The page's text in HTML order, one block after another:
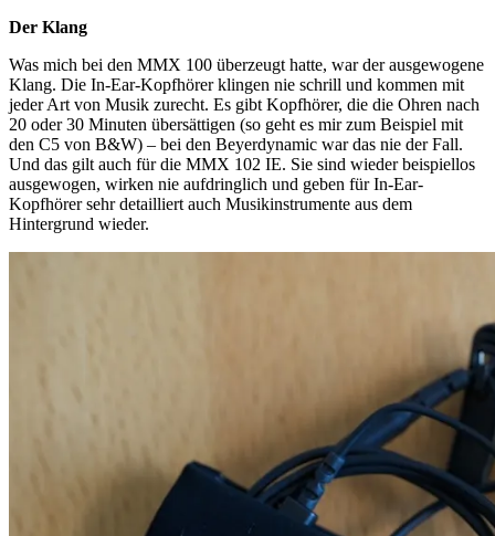
Der Klang
Was mich bei den MMX 100 überzeugt hatte, war der ausgewogene
Klang. Die In-Ear-Kopfhörer klingen nie schrill und kommen mit
jeder Art von Musik zurecht. Es gibt Kopfhörer, die die Ohren nach
20 oder 30 Minuten übersättigen (so geht es mir zum Beispiel mit
den C5 von B&W) – bei den Beyerdynamic war das nie der Fall.
Und das gilt auch für die MMX 102 IE. Sie sind wieder beispiellos
ausgewogen, wirken nie aufdringlich und geben für In-Ear-
Kopfhörer sehr detailliert auch Musikinstrumente aus dem
Hintergrund wieder.